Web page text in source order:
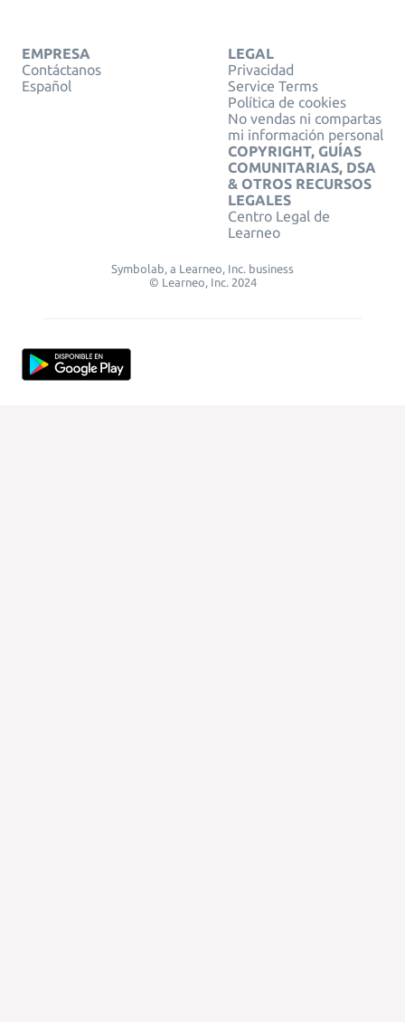
EMPRESA
Contáctanos
Español
LEGAL
Privacidad
Service Terms
Política de cookies
No vendas ni compartas
mi información personal
COPYRIGHT, GUÍAS
COMUNITARIAS, DSA
& OTROS RECURSOS
LEGALES
Centro Legal de
Learneo
Symbolab, a Learneo, Inc. business
© Learneo, Inc. 2024